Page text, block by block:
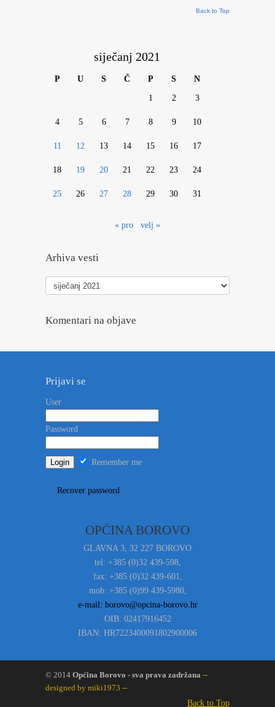
Back to Top
siječanj 2021
P U S Č P S N
1 2 3
4 5 6 7 8 9 10
11 12 13 14 15 16 17
18 19 20 21 22 23 24
25 26 27 28 29 30 31
« pro velj »
Arhiva vesti
Arhiva
vesti
Komentari na objave
Prijavi se
User
Password
Remember me
Recover password
OPĆINA BOROVO
GLAVNA 3, 32 227 BOROVO
tel: +385 (0)32 439-598,
fax: +385 (0)32 439-601,
mob: +385 (0)99 439-5980,
e-mail: borovo@opcina-borovo.hr
OIB: 02417916452
IBAN: HR7223400091802900006
© 2014 Općina Borovo - sva prava zadržana --
designed by miki1973 --
Back to Top